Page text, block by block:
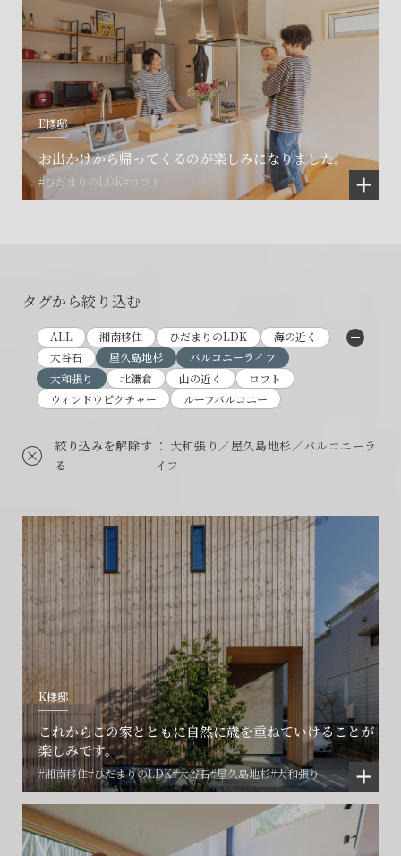
E様邸
お出かけから帰ってくるのが楽しみになりました。
#ひだまりのLDK#ロフト
タグから絞り込む
ALL 湘南移住 ひだまりのLDK
海の近く
大谷石
屋久島地杉
バルコニーライフ
大和張り
北鎌倉 山の近く
ロフト
ウィンドウピクチャー
ルーフバルコニー
絞り込みを解除す
る
： 大和張り／屋久島地杉／バルコニーラ
イフ
K様邸
これからこの家とともに自然に歳を重ねていけることが
楽しみです。
#湘南移住#ひだまりのLDK#大谷石#屋久島地杉#大和張り